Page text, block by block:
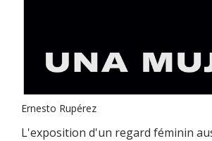
Ernesto Rupérez
L'exposition d'un regard féminin